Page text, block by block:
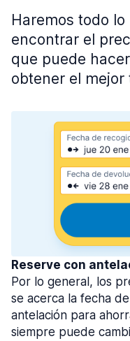
Haremos todo
encontrar el
que puede
obtener el mejor
Reserve con
Por lo general, los
se acerca la fecha
antelación para
siempre puede